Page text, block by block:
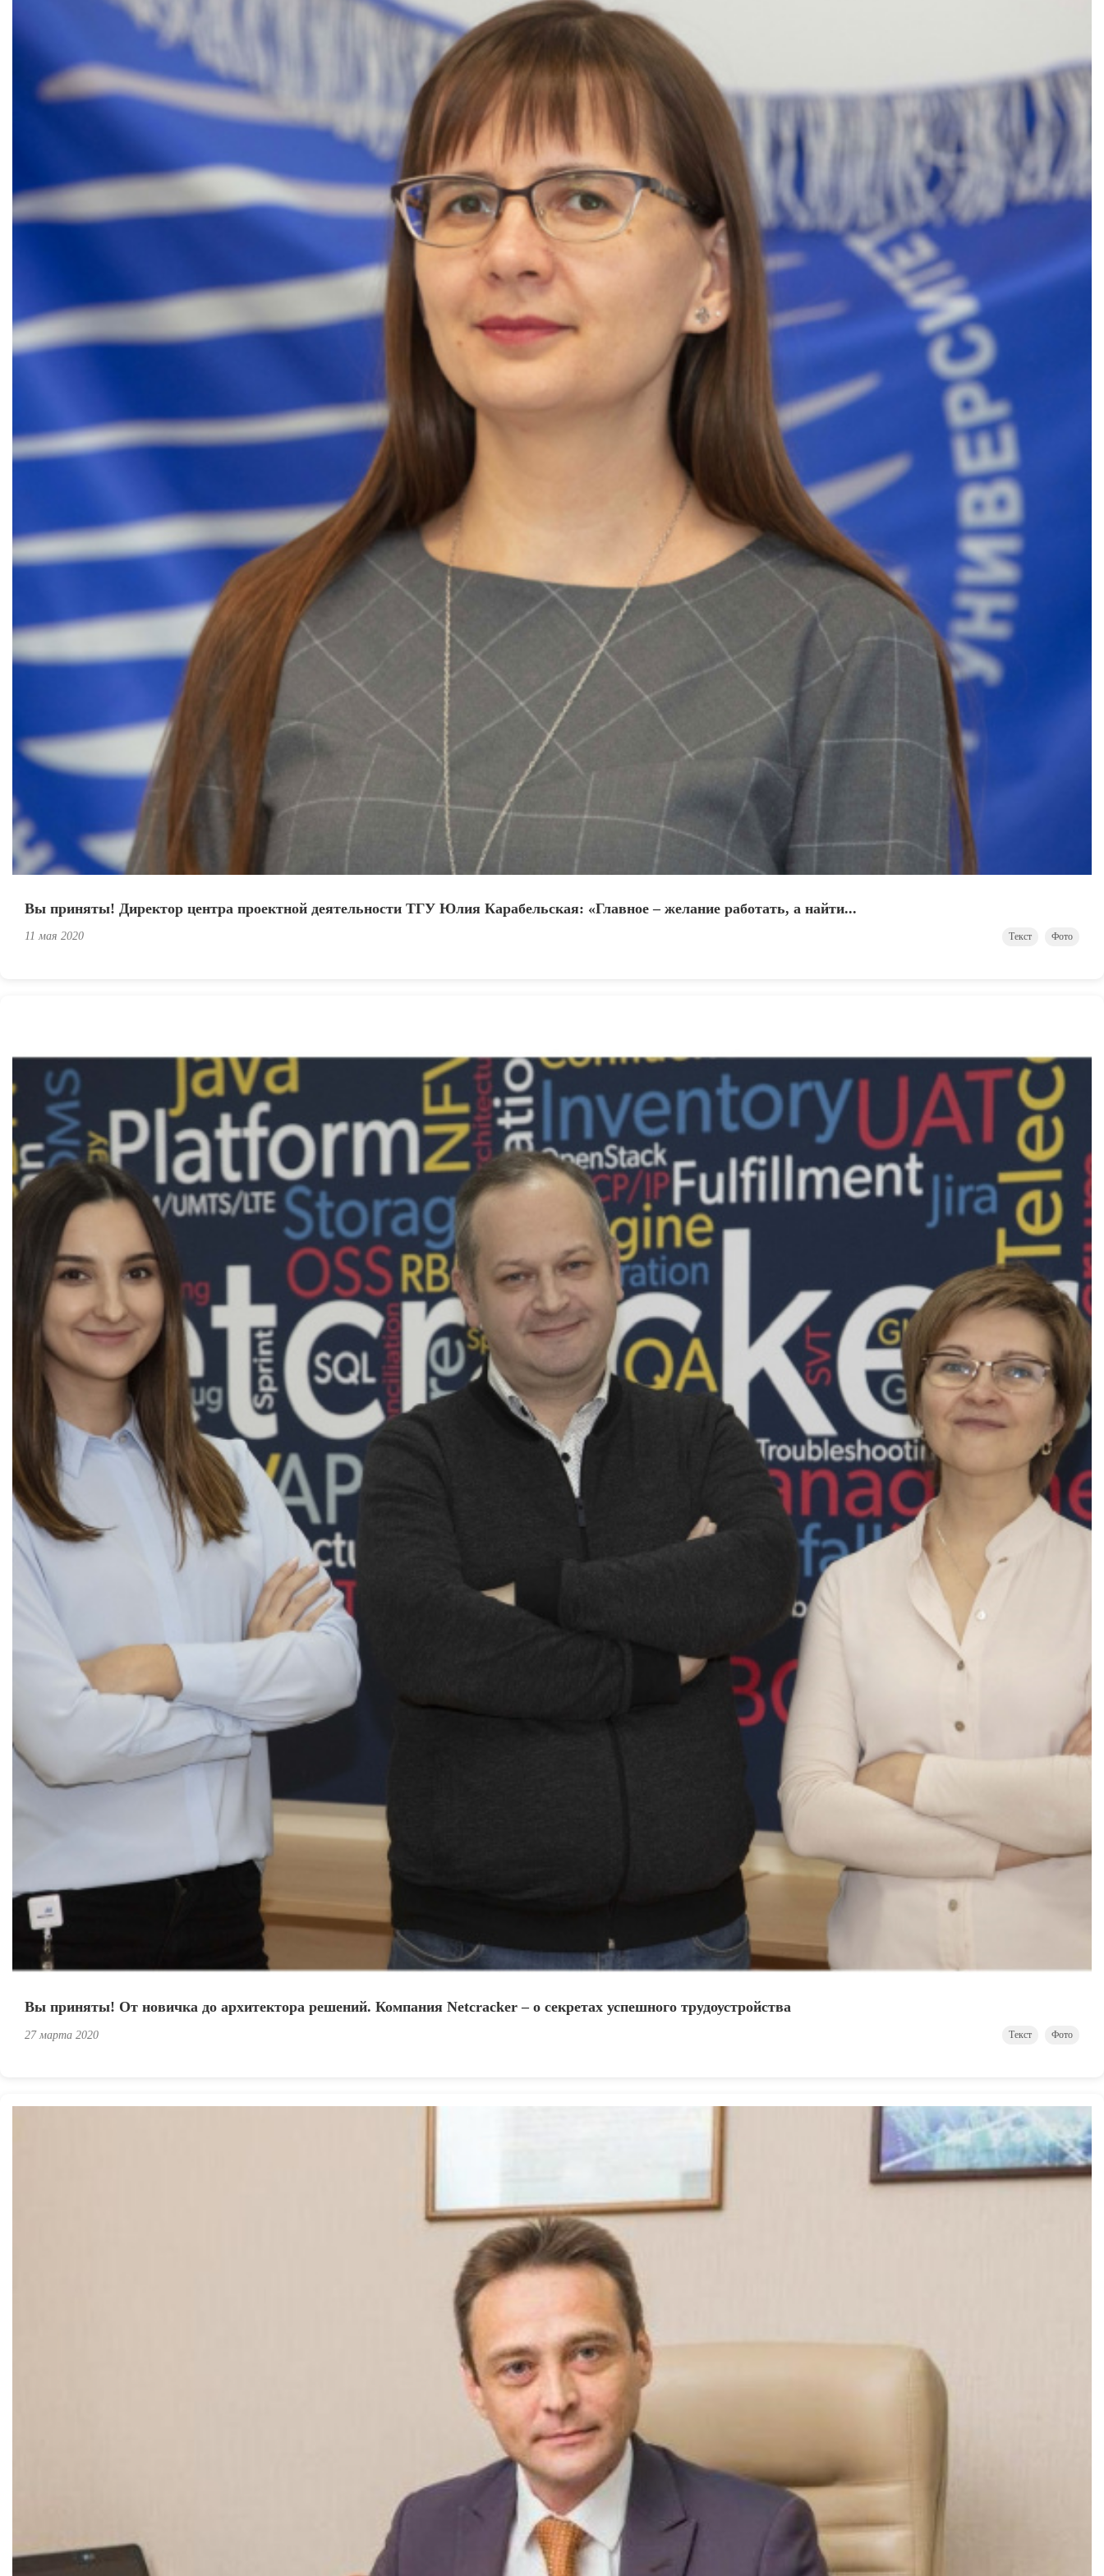
Вы приняты! Директор центра проектной деятельности ТГУ Юлия Карабельская: «Главное – желание работать, а найти...
11 мая 2020 Текст Фото
Вы приняты! От новичка до архитектора решений. Компания Netcracker – о секретах успешного трудоустройства
27 марта 2020 Текст Фото